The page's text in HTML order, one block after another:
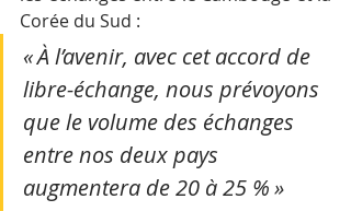
Corée du Sud :
« À l’avenir, avec cet accord de
libre-échange, nous prévoyons
que le volume des échanges
entre nos deux pays
augmentera de 20 à 25 % »